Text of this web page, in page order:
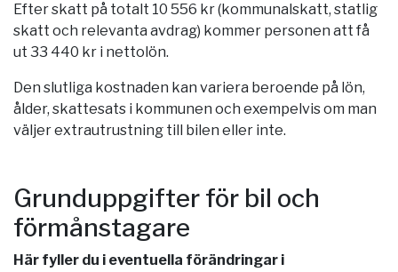
Efter skatt på totalt 10 556 kr (kommunalskatt, statlig
skatt och relevanta avdrag) kommer personen att få
ut 33 440 kr i nettolön.
Den slutliga kostnaden kan variera beroende på lön,
ålder, skattesats i kommunen och exempelvis om man
väljer extrautrustning till bilen eller inte.
Grunduppgifter för bil och
förmånstagare
Här fyller du i eventuella förändringar i